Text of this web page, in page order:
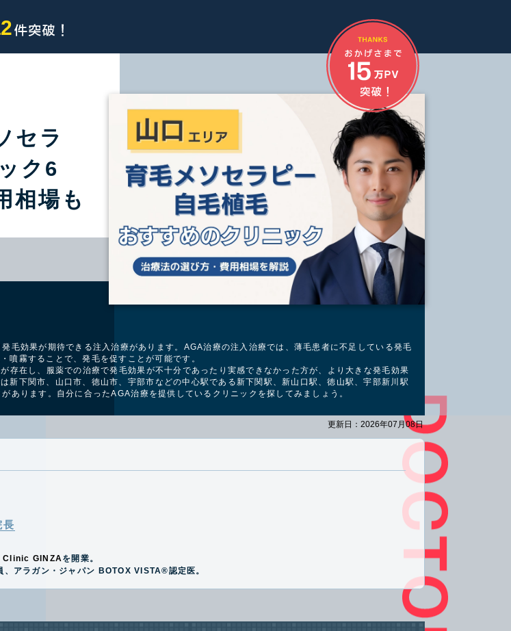
セラ
ク6
相場も
毛効果が期待できる注入治療があります。AGA治療の注入治療では、薄毛患者に不足している発毛
噴霧することで、発毛を促すことが可能です。
存在し、
服薬での治療で発毛効果が不十分であったり実感できなかった方が、より大きな発毛効果
新下関市、山口市、徳山市、宇部市などの中心駅である新下関駅、新山口駅、徳山駅、宇部新川駅
あります。 自分に合ったAGA治療を提供しているクリニックを探してみましょう。
更新日：2026年07月08日
GINZA を開業。
アラガン・ジャパン BOTOX VISTA®️認定医。